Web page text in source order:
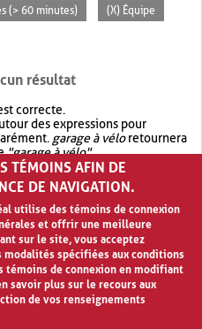
(> 60 minutes) (X) Équipe
résultat
correcte.
des expressions pour
garage à véloretournera
"garage à vélo".
avec OR.garage OR vélo
quegarage à vélo
TÉMOINS AFIN DE
DE NAVIGATION.
utilise des témoins de connexion
et offrir une meilleure
sur le site, vous acceptez
spécifiées aux conditions
témoins de connexion en modifiant
savoir plus sur le recours aux
de vos renseignements